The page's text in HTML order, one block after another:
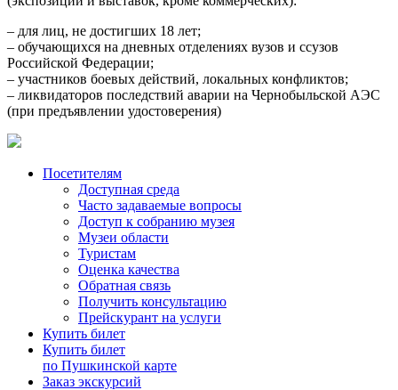
– для лиц, не достигших 18 лет;
– обучающихся на дневных отделениях вузов и ссузов
Российской Федерации;
– участников боевых действий, локальных конфликтов;
– ликвидаторов последствий аварии на Чернобыльской АЭС
(при предъявлении удостоверения)
Посетителям
Доступная среда
Часто задаваемые вопросы
Доступ к собранию музея
Музеи области
Туристам
Оценка качества
Обратная связь
Получить консультацию
Прейскурант на услуги
Купить билет
Купить билет
по Пушкинской карте
Заказ экскурсий